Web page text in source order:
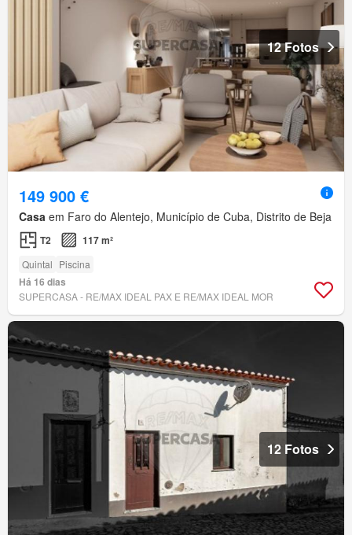
12 Fotos
149 900 €
Casa em Faro do Alentejo, Município de Cuba, Distrito de Beja
T2 117 m²
Quintal Piscina
Há 16 dias
SUPERCASA - RE/MAX IDEAL PAX E RE/MAX IDEAL MOR
12 Fotos